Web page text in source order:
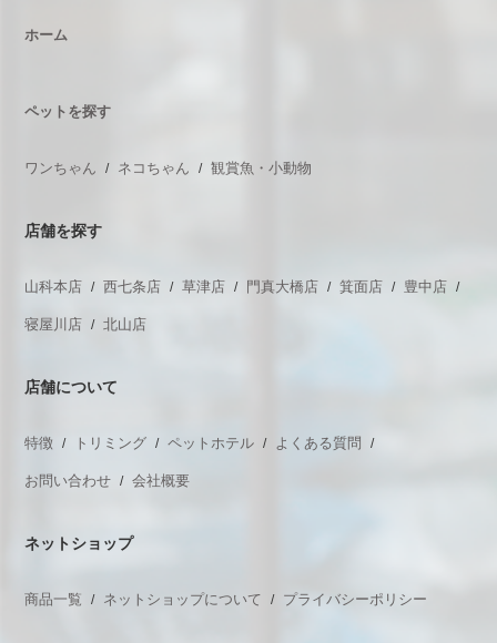
ホーム
ペットを探す
ワンちゃん ネコちゃん 観賞魚・小動物
店舗を探す
山科本店 西七条店 草津店 門真大橋店 箕面店 豊中店
寝屋川店 北山店
店舗について
特徴 トリミング ペットホテル よくある質問
お問い合わせ 会社概要
ネットショップ
商品一覧 ネットショップについて プライバシーポリシー